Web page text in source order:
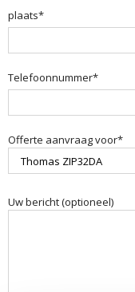
plaats*
Telefoonnummer*
Offerte aanvraag voor*
Uw bericht (optioneel)